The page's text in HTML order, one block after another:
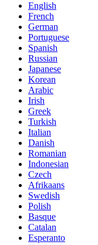
English
French
German
Portuguese
Spanish
Russian
Japanese
Korean
Arabic
Irish
Greek
Turkish
Italian
Danish
Romanian
Indonesian
Czech
Afrikaans
Swedish
Polish
Basque
Catalan
Esperanto